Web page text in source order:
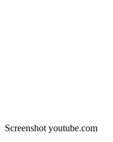
Screenshot youtube.com